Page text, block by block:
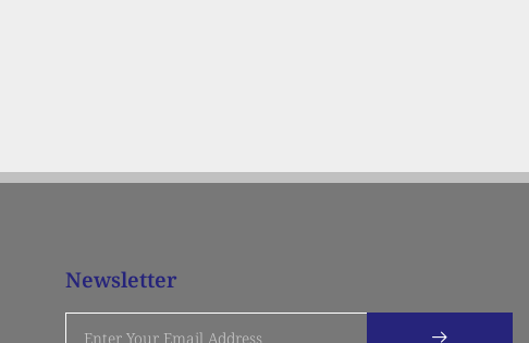
Newsletter